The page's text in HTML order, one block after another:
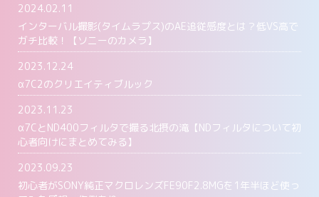
2024.02.11
インターバル撮影(タイムラプス)のAE追従感度とは？低VS高で
ガチ比較！【ソニーのカメラ】
2023.12.24
α7C2のクリエイティブルック
2023.11.23
α7CとND400フィルタで撮る北摂の滝【NDフィルタについて初
心者向けにまとめてみる】
2023.09.23
初心者がSONY純正マクロレンズFE90F2.8MGを1年半ほど使っ